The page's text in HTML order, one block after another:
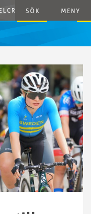
E-CYCLING
SÖK MENY